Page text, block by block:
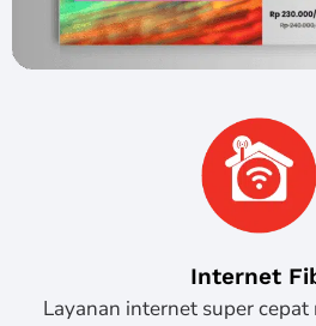
Internet
Layanan internet super